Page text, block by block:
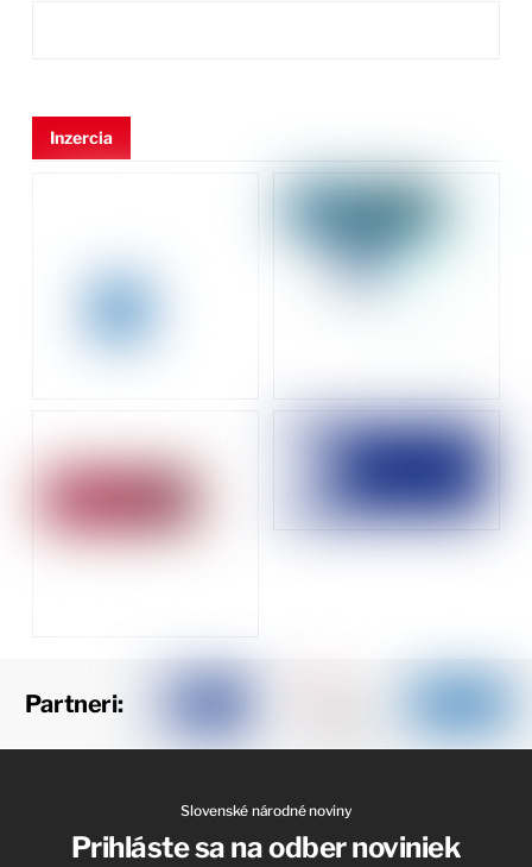
Inzercia
Partneri:
Slovenské národné noviny
Prihláste sa na odber noviniek